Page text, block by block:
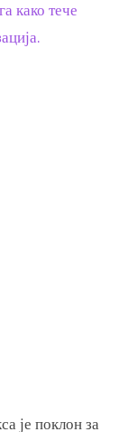
како тече
је поклон за